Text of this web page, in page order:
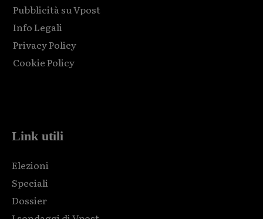
Pubblicità su Vpost
Info Legali
Privacy Policy
Cookie Policy
Link utili
Elezioni
Speciali
Dossier